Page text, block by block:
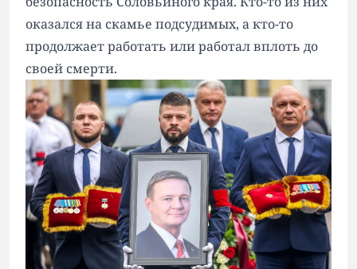
оказался на скамье подсудимых, а кто-то
продолжает работать или работал вплоть до
своей смерти.